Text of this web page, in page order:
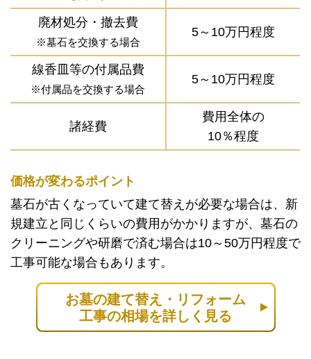
廃材処分・撤去費
※墓石を交換する場合
5～10万円程度
線香皿等の付属品費
※付属品を交換する場合
5～10万円程度
諸経費
費用全体の
10％程度
価格が変わるポイント
墓石が古くなっていて建て替えが必要な場合は、新
規建立と同じくらいの費用がかかりますが、墓石の
クリーニングや研磨で済む場合は10～50万円程度で
工事可能な場合もあります。
お墓の建て替え・リフォーム
工事の相場を詳しく見る